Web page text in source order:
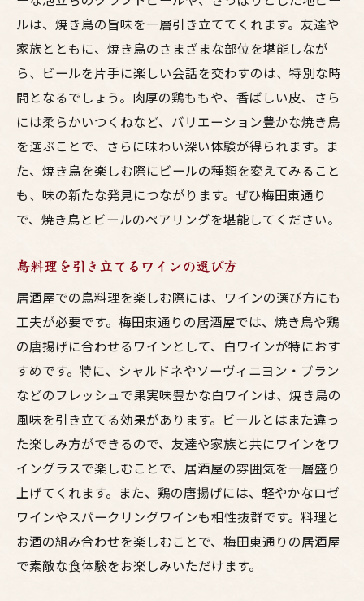
ルは、焼き鳥の旨味を一層引き立ててくれます。友達や
家族とともに、焼き鳥のさまざまな部位を堪能しなが
ら、ビールを片手に楽しい会話を交わすのは、特別な時
間となるでしょう。肉厚の鶏ももや、香ばしい皮、さら
には柔らかいつくねなど、バリエーション豊かな焼き鳥
を選ぶことで、さらに味わい深い体験が得られます。ま
た、焼き鳥を楽しむ際にビールの種類を変えてみること
も、味の新たな発見につながります。ぜひ梅田東通り
で、焼き鳥とビールのペアリングを堪能してください。
鳥料理を引き立てるワインの選び方
居酒屋での鳥料理を楽しむ際には、ワインの選び方にも
工夫が必要です。梅田東通りの居酒屋では、焼き鳥や鶏
の唐揚げに合わせるワインとして、白ワインが特におす
すめです。特に、シャルドネやソーヴィニヨン・ブラン
などのフレッシュで果実味豊かな白ワインは、焼き鳥の
風味を引き立てる効果があります。ビールとはまた違っ
た楽しみ方ができるので、友達や家族と共にワインをワ
イングラスで楽しむことで、居酒屋の雰囲気を一層盛り
上げてくれます。また、鶏の唐揚げには、軽やかなロゼ
ワインやスパークリングワインも相性抜群です。料理と
お酒の組み合わせを楽しむことで、梅田東通りの居酒屋
で素敵な食体験をお楽しみいただけます。